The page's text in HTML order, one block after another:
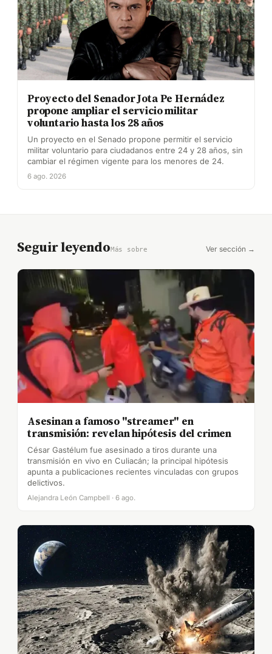
Proyecto del Senador Jota Pe Hernádez
propone ampliar el servicio militar
voluntario hasta los 28 años
Un proyecto en el Senado propone permitir el servicio
militar voluntario para ciudadanos entre 24 y 28 años, sin
cambiar el régimen vigente para los menores de 24.
6 ago. 2026
Seguir leyendoMás sobre Ver sección →
Asesinan a famoso "streamer" en
transmisión: revelan hipótesis del crimen
César Gastélum fue asesinado a tiros durante una
transmisión en vivo en Culiacán; la principal hipótesis
apunta a publicaciones recientes vinculadas con grupos
delictivos.
Alejandra León Campbell · 6 ago.